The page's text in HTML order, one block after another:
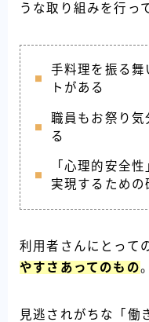
うな取り組みを行っ
手料理を振る舞
トがある
職員もお祭り気
る
「心理的安全
実現するための
利用者さんにとって
やすさあってのもの。
見逃されがちな「働